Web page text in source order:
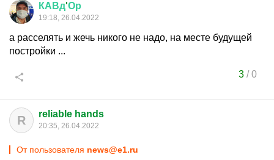
КАВд'Ор
19:18, 26.04.2022
а расселять и жечь никого не надо, на месте будущей
постройки ...
3/0
R reliable hands
20:35, 26.04.2022
От пользователя news@e1.ru